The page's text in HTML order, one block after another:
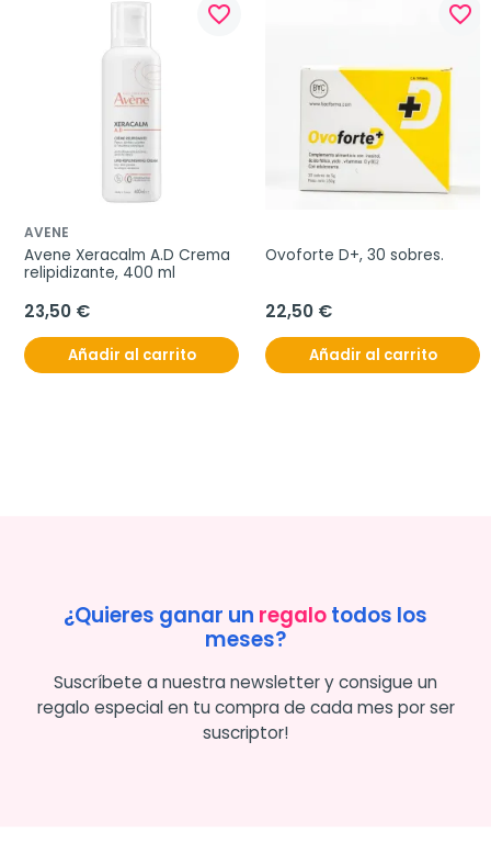
favorite_border
AVENE
Avene Xeracalm A.D Crema
relipidizante, 400 ml
23,50 €
Añadir al carrito
favorite_border
Ovoforte D+, 30 sobres.
22,50 €
Añadir al carrito
¿Quieres ganar un regalotodos los
meses?
Suscríbete a nuestra newsletter y consigue un
regalo especial en tu compra de cada mes por ser
suscriptor!